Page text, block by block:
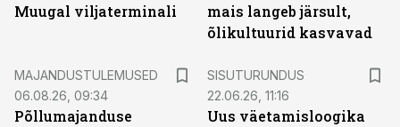
Muugal viljaterminali
mais langeb järsult,
õlikultuurid kasvavad
MAJANDUSTULEMUSED
06.08.26, 09:34
Põllumajanduse
SISUTURUNDUS
22.06.26, 11:16
Uus väetamisloogika